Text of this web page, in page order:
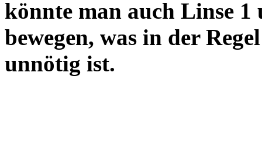
könnte man auch Linse
bewegen, was in der Regel
unnötig ist.